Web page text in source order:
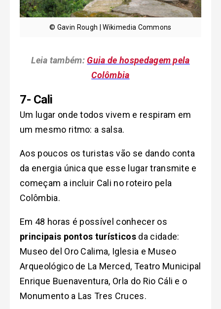
© Gavin Rough | Wikimedia Commons
Leia também: Guia de hospedagem pela
Colômbia
7- Cali
Um lugar onde todos vivem e respiram em
um mesmo ritmo: a salsa.
Aos poucos os turistas vão se dando conta
da energia única que esse lugar transmite e
começam a incluir Cali no roteiro pela
Colômbia.
Em 48 horas é possível conhecer os
principais pontos turísticosda cidade:
Museo del Oro Calima, Iglesia e Museo
Arqueológico de La Merced, Teatro Municipal
Enrique Buenaventura, Orla do Rio Cáli e o
Monumento a Las Tres Cruces.